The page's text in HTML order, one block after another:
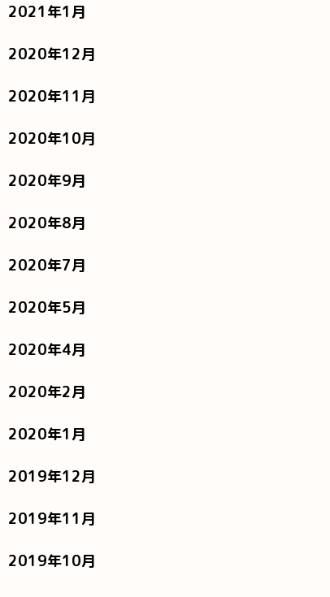
2021年1月
2020年12月
2020年11月
2020年10月
2020年9月
2020年8月
2020年7月
2020年5月
2020年4月
2020年2月
2020年1月
2019年12月
2019年11月
2019年10月